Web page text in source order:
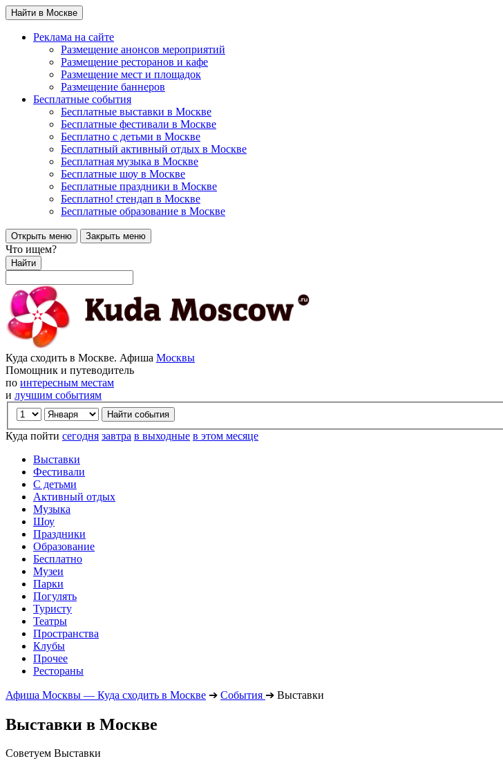
Найти в Москве
Реклама на сайте
Размещение анонсов мероприятий
Размещение ресторанов и кафе
Размещение мест и площадок
Размещение баннеров
Бесплатные события
Бесплатные выставки в Москве
Бесплатные фестивали в Москве
Бесплатно с детьми в Москве
Бесплатный активный отдых в Москве
Бесплатная музыка в Москве
Бесплатные шоу в Москве
Бесплатные праздники в Москве
Бесплатно! стендап в Москве
Бесплатные образование в Москве
Открыть меню Закрыть меню
Что ищем?
Найти
Куда сходить в Москве. Афиша Москвы
Помощник и путеводитель
по интересным местам
и лучшим событиям
Куда пойти сегодня завтра в выходные в этом месяце
Выставки
Фестивали
С детьми
Активный отдых
Музыка
Шоу
Праздники
Образование
Бесплатно
Музеи
Парки
Погулять
Туристу
Театры
Пространства
Клубы
Прочее
Рестораны
Афиша Москвы — Куда сходить в Москве ➔ События ➔ Выставки
Выставки в Москве
Советуем Выставки